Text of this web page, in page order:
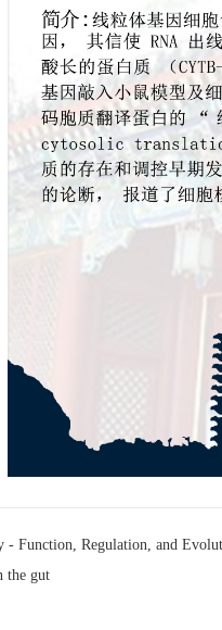
Function, Regulation, and
the gut